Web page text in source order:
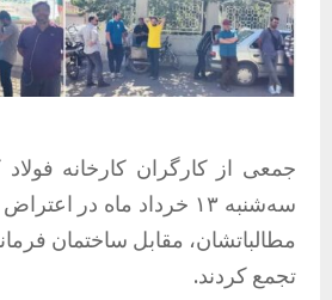
جمعی از کارگران کارخانه فولاد
سه‌شنبه ۱۳ خرداد ماه در
مطالباتشان، مقابل ساختمان
تجمع کردند.